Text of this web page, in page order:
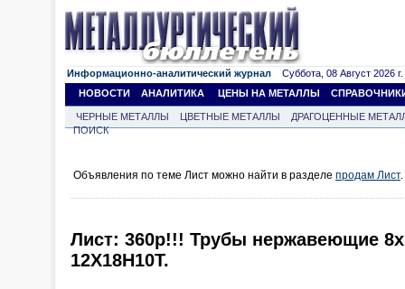
Информационно-аналитический журнал Суббота, 08 Август 2026 г.
НОВОСТИ
АНАЛИТИКА ЦЕНЫ НА МЕТАЛЛЫ
ЧЕРНЫЕ МЕТАЛЛЫ ЦВЕТНЫЕ МЕТАЛЛЫ
ДРАГОЦЕННЫЕ
ПОИСК
Объявления по теме Лист можно найти в разделе продам Лист.
Лист: 360р!!! Трубы нержавеющие
12Х18Н10Т.